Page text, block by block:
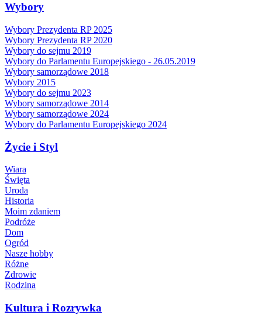
Wybory
Wybory Prezydenta RP 2025
Wybory Prezydenta RP 2020
Wybory do sejmu 2019
Wybory do Parlamentu Europejskiego - 26.05.2019
Wybory samorządowe 2018
Wybory 2015
Wybory do sejmu 2023
Wybory samorządowe 2014
Wybory samorządowe 2024
Wybory do Parlamentu Europejskiego 2024
Życie i Styl
Wiara
Święta
Uroda
Historia
Moim zdaniem
Podróże
Dom
Ogród
Nasze hobby
Różne
Zdrowie
Rodzina
Kultura i Rozrywka